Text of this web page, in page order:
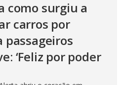
como surgiu a
carros por
passageiros
‘Feliz por poder